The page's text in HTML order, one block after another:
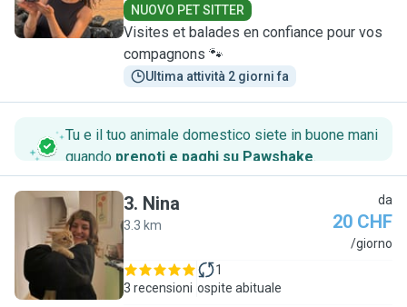
NUOVO PET SITTER
Visites et balades en confiance pour vos
compagnons 🐾
Ultima attività 2 giorni fa
Tu e il tuo animale domestico siete in buone mani
quando prenoti e paghi su Pawshake.
N
3. Nina
3.3 km
da
20 CHF
/giorno
3 recensioni
1
ospite abituale